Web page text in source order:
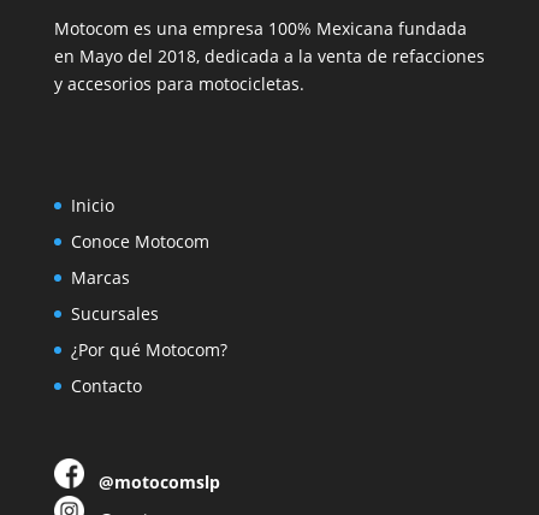
Motocom es una empresa 100% Mexicana fundada
en Mayo del 2018, dedicada a la venta de refacciones
y accesorios para motocicletas.
Inicio
Conoce Motocom
Marcas
Sucursales
¿Por qué Motocom?
Contacto
@motocomslp